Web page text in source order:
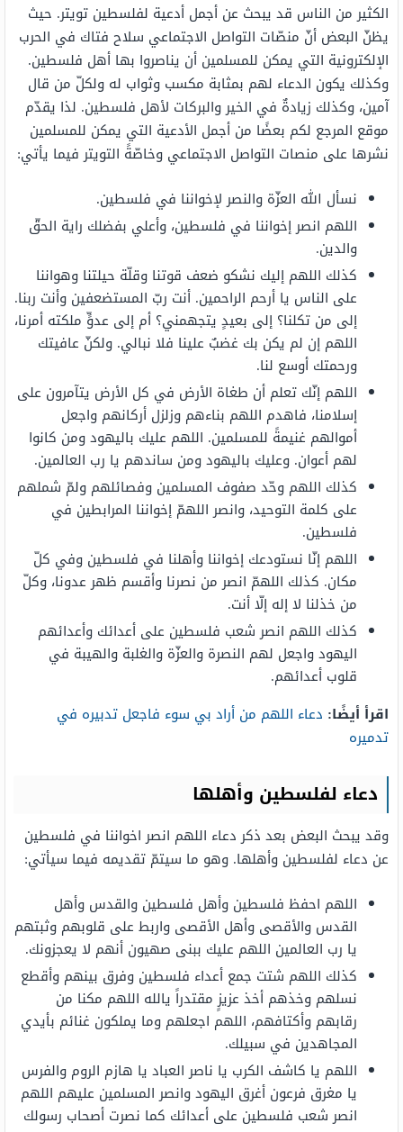
الكثير من الناس قد يبحث عن أجمل أدعية لفلسطين تويتر. حيث
يظنّ البعض أنّ منصّات التواصل الاجتماعي سلاح فتاك في الحرب
الإلكترونية التي يمكن للمسلمين أن يناصروا بها أهل فلسطين.
وكذلك يكون الدعاء لهم بمثابة مكسب وثواب له ولكلّ من قال
آمين، وكذلك زيادةٌ في الخير والبركات لأهل فلسطين. لذا يقدّم
موقع المرجع لكم بعضًا من أجمل الأدعية التي يمكن للمسلمين
نشرها على منصات التواصل الاجتماعي وخاصّةً التويتر فيما يأتي:
نسأل الله العزّة والنصر لإخواننا في فلسطين.
اللهم انصر إخواننا في فلسطين، وأعلي بفضلك راية الحقّ
والدين.
كذلك اللهم إليك نشكو ضعف قوتنا وقلّة حيلتنا وهواننا
على الناس يا أرحم الراحمين. أنت ربّ المستضعفين وأنت ربنا.
إلى من تكلنا؟ إلى بعيدٍ يتجهمني؟ أم إلى عدوٍّ ملكته أمرنا،
اللهم إن لم يكن بك غضبٌ علينا فلا نبالي. ولكنّ عافيتك
ورحمتك أوسع لنا.
اللهم إنّك تعلم أن طغاة الأرض في كل الأرض يتآمرون على
إسلامنا، فاهدم اللهم بناءهم وزلزل أركانهم واجعل
أموالهم غنيمةً للمسلمين. اللهم عليك باليهود ومن كانوا
لهم أعوان. وعليك باليهود ومن ساندهم يا رب العالمين.
كذلك اللهم وحّد صفوف المسلمين وفصائلهم ولمّ شملهم
على كلمة التوحيد، وانصر اللهمّ إخواننا المرابطين في
فلسطين.
اللهم إنّا نستودعك إخواننا وأهلنا في فلسطين وفي كلّ
مكان. كذلك اللهمّ انصر من نصرنا وأقسم ظهر عدونا، وكلّ
من خذلنا لا إله إلّا أنت.
كذلك اللهم انصر شعب فلسطين على أعدائك وأعدائهم
اليهود واجعل لهم النصرة والعزّة والغلبة والهيبة في
قلوب أعدائهم.
اقرأ أيضًا: دعاء اللهم من أراد بي سوء فاجعل تدبيره في
تدميره
دعاء لفلسطين وأهلها
وقد يبحث البعض بعد ذكر دعاء اللهم انصر اخواننا في فلسطين
عن دعاء لفلسطين وأهلها. وهو ما سيتمّ تقديمه فيما سيأتي:
اللهم احفظ فلسطين وأهل فلسطين والقدس وأهل
القدس والأقصى وأهل الأقصى واربط على قلوبهم وثبتهم
يا رب العالمين اللهم عليك ببنى صهيون أنهم لا يعجزونك.
كذلك اللهم شتت جمع أعداء فلسطين وفرق بينهم وأقطع
نسلهم وخذهم أخذ عزيزٍ مقتدراً يالله اللهم مكنا من
رقابهم وأكتافهم، اللهم اجعلهم وما يملكون غنائم بأيدي
المجاهدين في سبيلك.
اللهم يا كاشف الكرب يا ناصر العباد يا هازم الروم والفرس
يا مغرق فرعون أغرق اليهود وانصر المسلمين عليهم اللهم
انصر شعب فلسطين على أعدائك كما نصرت أصحاب رسولك